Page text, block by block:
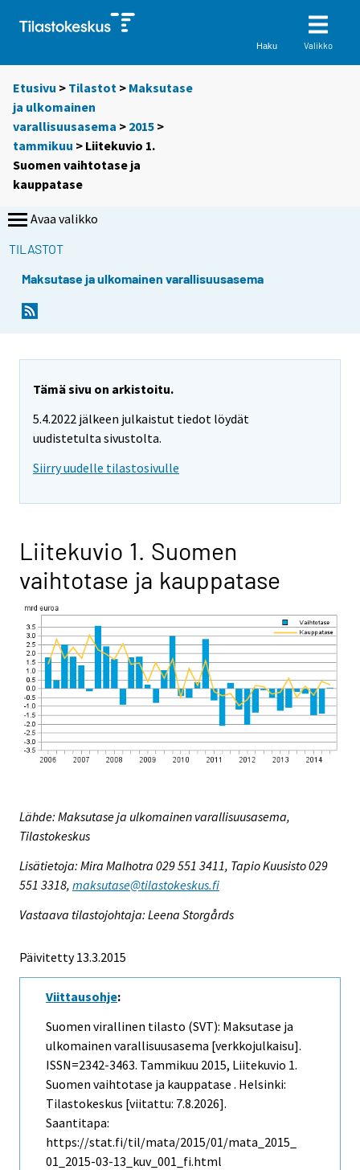
Haku Valikko
Etusivu > Tilastot > Maksutase
ja ulkomainen
varallisuusasema > 2015 >
tammikuu > Liitekuvio 1.
Suomen vaihtotase ja
kauppatase
Avaa valikko
TILASTOT
Maksutase ja ulkomainen varallisuusasema
Tämä sivu on arkistoitu.
5.4.2022 jälkeen julkaistut tiedot löydät
uudistetulta sivustolta.
Siirry uudelle tilastosivulle
Liitekuvio 1. Suomen
vaihtotase ja kauppatase
Lähde: Maksutase ja ulkomainen varallisuusasema,
Tilastokeskus
Lisätietoja: Mira Malhotra 029 551 3411, Tapio Kuusisto 029
551 3318, maksutase@tilastokeskus.fi
Vastaava tilastojohtaja: Leena Storgårds
Päivitetty 13.3.2015
Viittausohje:
Suomen virallinen tilasto (SVT): Maksutase ja
ulkomainen varallisuusasema [verkkojulkaisu].
ISSN=2342-3463. Tammikuu 2015, Liitekuvio 1.
Suomen vaihtotase ja kauppatase . Helsinki:
Tilastokeskus [viitattu: 7.8.2026].
Saantitapa:
https://stat.fi/til/mata/2015/01/mata_2015_
01_2015-03-13_kuv_001_fi.html